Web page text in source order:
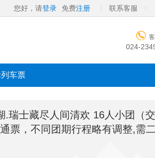
您好，请登录 免费注册 联系客服

024-
车票
.瑞士藏尽人间清欢 16人小团（交
票，不同团期行程略有调整,需二